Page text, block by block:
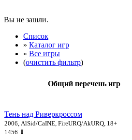
Вы не зашли.
Список
» Каталог игр
» Все игры
(очистить фильтр)
Общий перечень игр
Тень над Риверкроссом
2006, AlSid/CaINE, FireURQ/AkURQ, 18+
1456 ⇓